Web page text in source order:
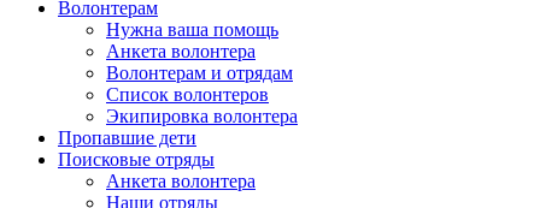
Волонтерам
Нужна ваша помощь
Анкета волонтера
Волонтерам и отрядам
Список волонтеров
Экипировка волонтера
Пропавшие дети
Поисковые отряды
Анкета волонтера
Наши отряды